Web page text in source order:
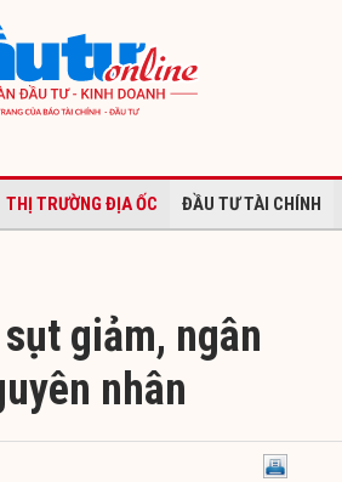
THỊ TRƯỜNG ĐỊA ỐC ĐẦU TƯ TÀI CHÍNH
giảm, ngân
nhân